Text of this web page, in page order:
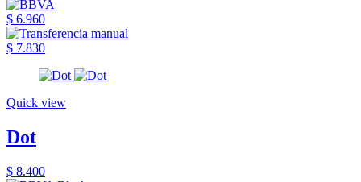
$ 6.960
$ 7.830
Quick view
Dot
$ 8.400